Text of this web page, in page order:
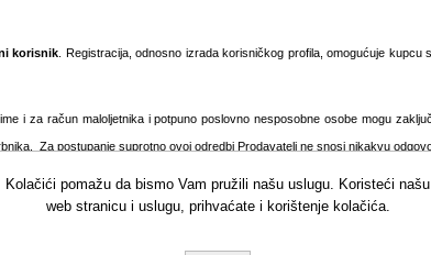
korisnik . Registracija, odnosno izrada korisničkog profila, omogućuje
i za račun maloljetnika i potpuno poslovno nesposobne osobe mogu
Za postupanje suprotno ovoj odredbi Prodavatelj ne snosi nikakvu
gdje one kao takve postoje.Korisnik je dužan dati točne, potpune i
svih ili dijela usluga koje nudi fabbeauty.eu. Ukoliko dođe do bilo kakve
Kolačići pomažu da bismo Vam pružili našu uslugu. Koristeći našu
web stranicu i uslugu, prihvaćate i korištenje kolačića.